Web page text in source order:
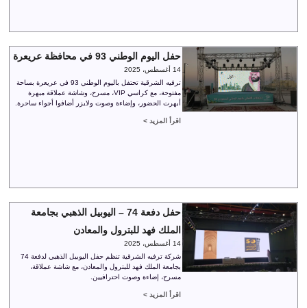
حفل اليوم الوطني 93 في محافظة عريعرة
14 أغسطس، 2025
ترفيه الشرقية تحتفل باليوم الوطني 93 في عريعرة بساحة
مفتوحة، مع كراسي VIP، مسرح، وشاشة عملاقة مبهرة
أبهرت الحضور، وإضاءة وصوت ولايزر أضافوا أجواء ساحرة.
اقرأ المزيد >
حفل دفعة 74 – اليوبيل الذهبي بجامعة
الملك فهد للبترول والمعادن
14 أغسطس، 2025
شركة ترفيه الشرقية تنظم حفل اليوبيل الذهبي لدفعة 74
بجامعة الملك فهد للبترول والمعادن، مع شاشة عملاقة،
مسرح، إضاءة وصوت احترافيين.
اقرأ المزيد >